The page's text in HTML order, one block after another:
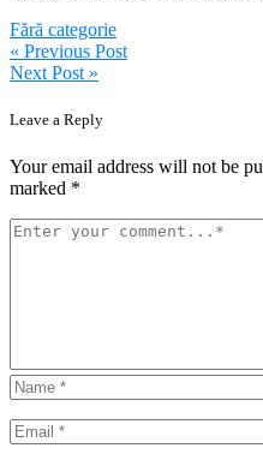
Fără categorie
Navigare
în
articole
« Previous Post
Next Post »
Leave a Reply
Your email address will not be
marked *